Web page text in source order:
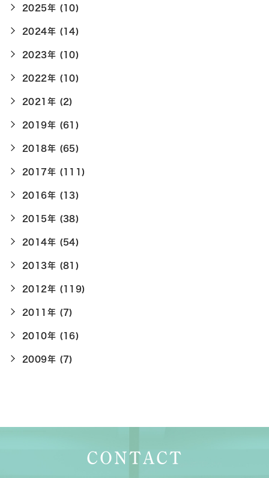
2025年 (10)
2024年 (14)
2023年 (10)
2022年 (10)
2021年 (2)
2019年 (61)
2018年 (65)
2017年 (111)
2016年 (13)
2015年 (38)
2014年 (54)
2013年 (81)
2012年 (119)
2011年 (7)
2010年 (16)
2009年 (7)
CONTACT